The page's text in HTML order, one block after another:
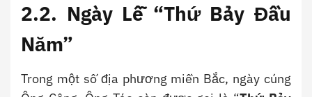
2.2. Ngày Lễ “Thứ Bảy Đầu
Năm”
Trong một số địa phương miền Bắc, ngày cúng